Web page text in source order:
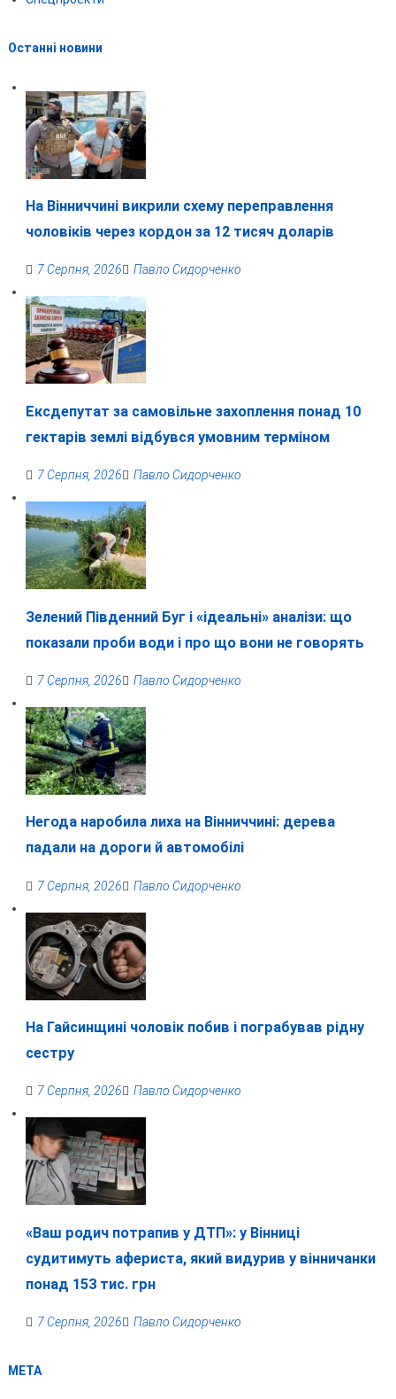
Останні новини
На Вінниччині викрили схему переправлення
чоловіків через кордон за 12 тисяч доларів
7 Серпня, 2026 Павло Сидорченко
Ексдепутат за самовільне захоплення понад 10
гектарів землі відбувся умовним терміном
7 Серпня, 2026 Павло Сидорченко
Зелений Південний Буг і «ідеальні» аналізи: що
показали проби води і про що вони не говорять
7 Серпня, 2026 Павло Сидорченко
Негода наробила лиха на Вінниччині: дерева
падали на дороги й автомобілі
7 Серпня, 2026 Павло Сидорченко
На Гайсинщині чоловік побив і пограбував рідну
сестру
7 Серпня, 2026 Павло Сидорченко
«Ваш родич потрапив у ДТП»: у Вінниці
судитимуть афериста, який видурив у вінничанки
понад 153 тис. грн
7 Серпня, 2026 Павло Сидорченко
МЕТА